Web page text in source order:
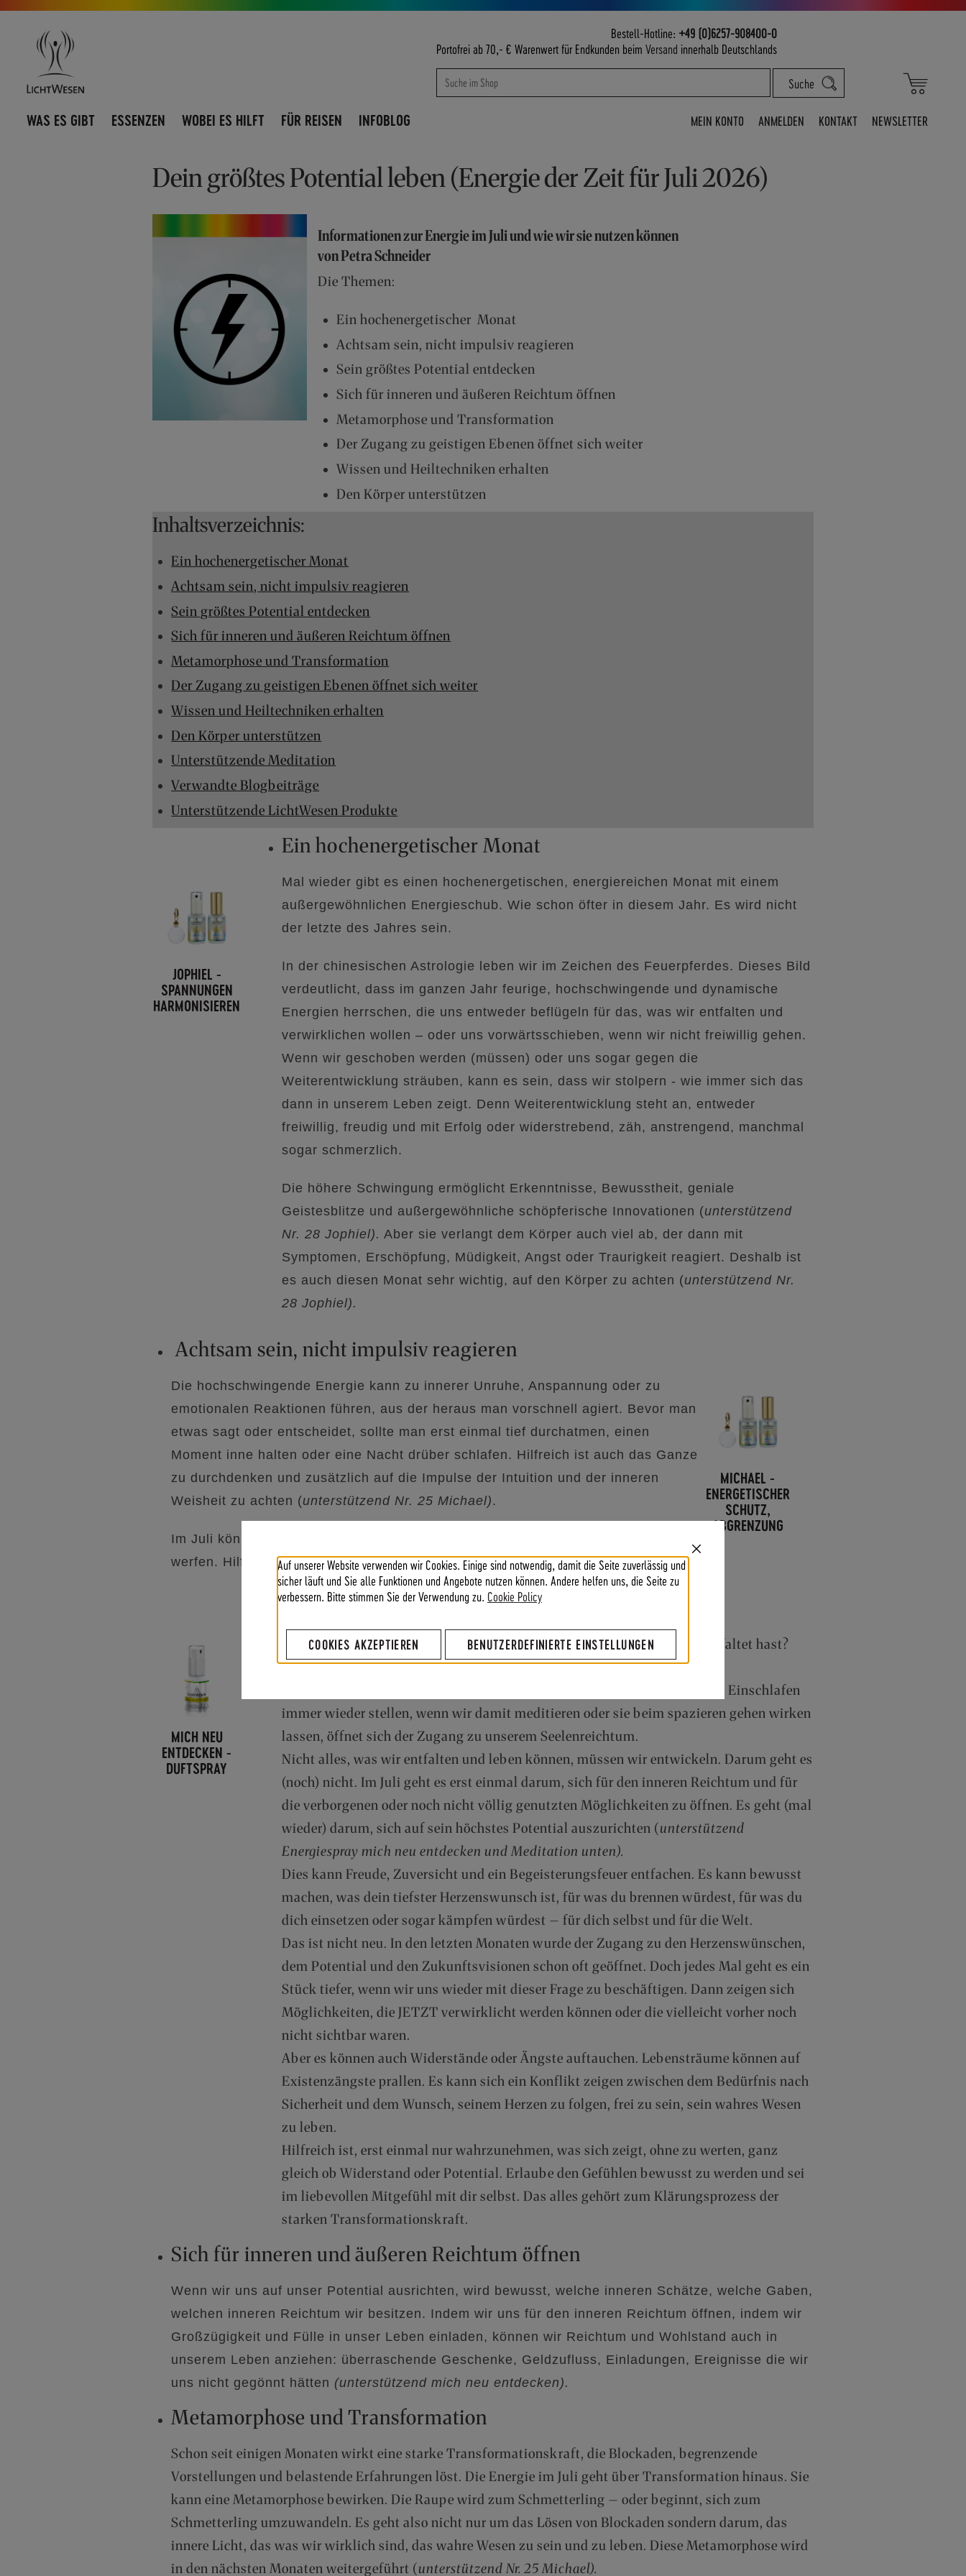
Close
Auf unserer Website verwenden wir Cookies. Einige sind notwendig, damit die Seite zuverlässig und
sicher läuft und Sie alle Funktionen und Angebote nutzen können. Andere helfen uns, die Seite zu
verbessern. Bitte stimmen Sie der Verwendung zu. Cookie Policy
COOKIES AKZEPTIEREN BENUTZERDEFINIERTE EINSTELLUNGEN
Direkt
zum
Mein
Bestell-Hotline: +49 (0)6257-908400-0
Portofrei ab 70,- € Warenwert für Endkunden beim Versand innerhalb Deutschlands
Suche
Suche
Suche
Navigation
umschalten
WAS ES GIBT ESSENZEN WOBEI ES HILFT FÜR REISEN INFOBLOG MEIN KONTO ANMELDEN KONTAKT NEWSLETTER
Dein größtes Potential leben (Energie der Zeit für Juli 2026)
Informationen zur Energie im Juli und wie wir sie nutzen können
von Petra Schneider
Die Themen:
Ein hochenergetischer Monat
Achtsam sein, nicht impulsiv reagieren
Sein größtes Potential entdecken
Sich für inneren und äußeren Reichtum öffnen
Metamorphose und Transformation
Der Zugang zu geistigen Ebenen öffnet sich weiter
Wissen und Heiltechniken erhalten
Den Körper unterstützen
Inhaltsverzeichnis:
Ein hochenergetischer Monat
Achtsam sein, nicht impulsiv reagieren
Sein größtes Potential entdecken
Sich für inneren und äußeren Reichtum öffnen
Metamorphose und Transformation
Der Zugang zu geistigen Ebenen öffnet sich weiter
Wissen und Heiltechniken erhalten
Den Körper unterstützen
Unterstützende Meditation
Verwandte Blogbeiträge
Unterstützende LichtWesen Produkte
JOPHIEL -
SPANNUNGEN
HARMONISIEREN
Ein hochenergetischer Monat
Mal wieder gibt es einen hochenergetischen, energiereichen Monat mit einem
außergewöhnlichen Energieschub. Wie schon öfter in diesem Jahr. Es wird nicht
der letzte des Jahres sein.
In der chinesischen Astrologie leben wir im Zeichen des Feuerpferdes. Dieses Bild
verdeutlicht, dass im ganzen Jahr feurige, hochschwingende und dynamische
Energien herrschen, die uns entweder beflügeln für das, was wir entfalten und
verwirklichen wollen – oder uns vorwärtsschieben, wenn wir nicht freiwillig gehen.
Wenn wir geschoben werden (müssen) oder uns sogar gegen die
Weiterentwicklung sträuben, kann es sein, dass wir stolpern - wie immer sich das
dann in unserem Leben zeigt. Denn Weiterentwicklung steht an, entweder
freiwillig, freudig und mit Erfolg oder widerstrebend, zäh, anstrengend, manchmal
sogar schmerzlich.
Die höhere Schwingung ermöglicht Erkenntnisse, Bewusstheit, geniale
Geistesblitze und außergewöhnliche schöpferische Innovationen (unterstützend
Nr. 28 Jophiel). Aber sie verlangt dem Körper auch viel ab, der dann mit
Symptomen, Erschöpfung, Müdigkeit, Angst oder Traurigkeit reagiert. Deshalb ist
es auch diesen Monat sehr wichtig, auf den Körper zu achten (unterstützend Nr.
28 Jophiel).
Achtsam sein, nicht impulsiv reagieren
Die hochschwingende Energie kann zu innerer Unruhe, Anspannung oder zu
emotionalen Reaktionen führen, aus der heraus man vorschnell agiert. Bevor man
etwas sagt oder entscheidet, sollte man erst einmal tief durchatmen, einen
Moment inne halten oder eine Nacht drüber schlafen. Hilfreich ist auch das Ganze
zu durchdenken und zusätzlich auf die Impulse der Intuition und der inneren
Weisheit zu achten (unterstützend Nr. 25 Michael).
Im Juli können auch unerwartete Ereignisse eintreten, die Pläne über den Haufen
werfen. Hilfreich ist deshalb, Platz im Terminkalender einzuplanen.
MICHAEL -
ENERGETISCHER
SCHUTZ,
ABGRENZUNG
MICH NEU
ENTDECKEN -
DUFTSPRAY
Sein größtes Potential entdecken
Als Frage für den Juli kam: Wie ist es, wenn du dein größtes Potential entfaltet hast?
Wie fühlst du dich dann? Was tust du dann? Wie lebst du dann?
Wenn wir in diese Fragen eintauchen, sie während des Tages und vor dem Einschlafen
immer wieder stellen, wenn wir damit meditieren oder sie beim spazieren gehen wirken
lassen, öffnet sich der Zugang zu unserem Seelenreichtum.
Nicht alles, was wir entfalten und leben können, müssen wir entwickeln. Darum geht es
(noch) nicht. Im Juli geht es erst einmal darum, sich für den inneren Reichtum und für
die verborgenen oder noch nicht völlig genutzten Möglichkeiten zu öffnen. Es geht (mal
wieder) darum, sich auf sein höchstes Potential auszurichten (unterstützend
Energiespray mich neu entdecken und Meditation unten).
Dies kann Freude, Zuversicht und ein Begeisterungsfeuer entfachen. Es kann bewusst
machen, was dein tiefster Herzenswunsch ist, für was du brennen würdest, für was du
dich einsetzen oder sogar kämpfen würdest – für dich selbst und für die Welt.
Das ist nicht neu. In den letzten Monaten wurde der Zugang zu den Herzenswünschen,
dem Potential und den Zukunftsvisionen schon oft geöffnet. Doch jedes Mal geht es ein
Stück tiefer, wenn wir uns wieder mit dieser Frage zu beschäftigen. Dann zeigen sich
Möglichkeiten, die JETZT verwirklicht werden können oder die vielleicht vorher noch
nicht sichtbar waren.
Aber es können auch Widerstände oder Ängste auftauchen. Lebensträume können auf
Existenzängste prallen. Es kann sich ein Konflikt zeigen zwischen dem Bedürfnis nach
Sicherheit und dem Wunsch, seinem Herzen zu folgen, frei zu sein, sein wahres Wesen
zu leben.
Hilfreich ist, erst einmal nur wahrzunehmen, was sich zeigt, ohne zu werten, ganz
gleich ob Widerstand oder Potential. Erlaube den Gefühlen bewusst zu werden und sei
im liebevollen Mitgefühl mit dir selbst. Das alles gehört zum Klärungsprozess der
starken Transformationskraft.
Sich für inneren und äußeren Reichtum öffnen
Wenn wir uns auf unser Potential ausrichten, wird bewusst, welche inneren Schätze, welche Gaben,
welchen inneren Reichtum wir besitzen. Indem wir uns für den inneren Reichtum öffnen, indem wir
Großzügigkeit und Fülle in unser Leben einladen, können wir Reichtum und Wohlstand auch in
unserem Leben anziehen: überraschende Geschenke, Geldzufluss, Einladungen, Ereignisse die wir
uns nicht gegönnt hätten (unterstützend mich neu entdecken).
Metamorphose und Transformation
Schon seit einigen Monaten wirkt eine starke Transformationskraft, die Blockaden, begrenzende
Vorstellungen und belastende Erfahrungen löst. Die Energie im Juli geht über Transformation hinaus. Sie
kann eine Metamorphose bewirken. Die Raupe wird zum Schmetterling – oder beginnt, sich zum
Schmetterling umzuwandeln. Es geht also nicht nur um das Lösen von Blockaden sondern darum, das
innere Licht, das was wir wirklich sind, das wahre Wesen zu sein und zu leben. Diese Metamorphose wird
in den nächsten Monaten weitergeführt (unterstützend Nr. 25 Michael).